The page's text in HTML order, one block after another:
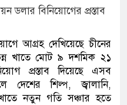
আগ্রহ দেখিয়েছে চীনের
খাতে মোট ৯ দশমিক ২১
প্রস্তাব দিয়েছে এসব
দেশের শিল্প, জ্বালানি,
নতুন গতি সঞ্চার হতে